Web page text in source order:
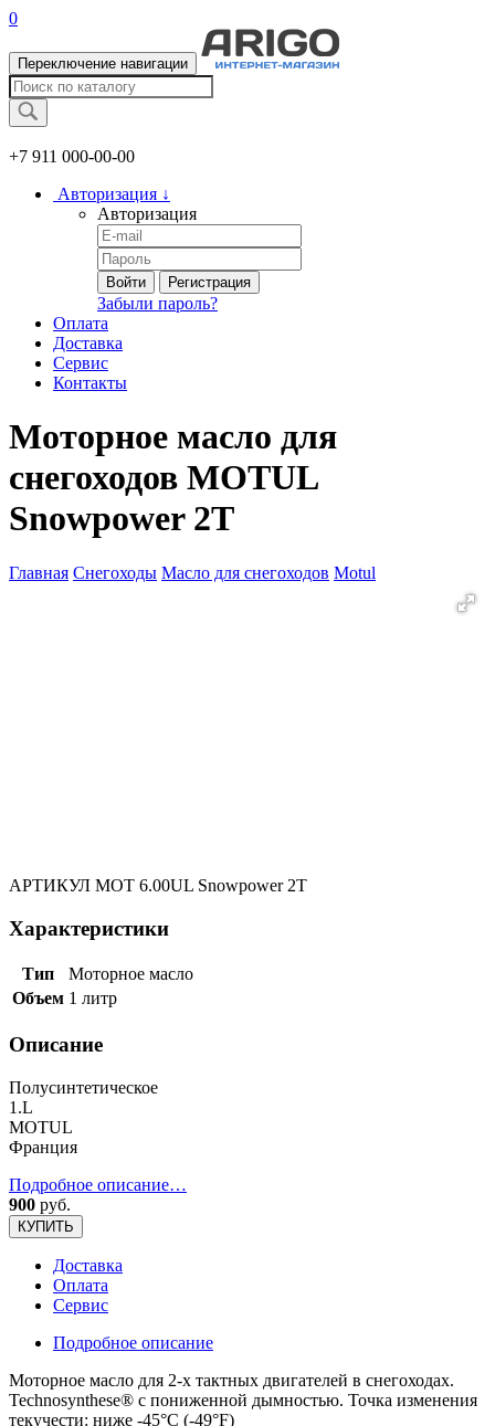
0
Переключение навигации
+7 911 000-00-00
Авторизация ↓
Авторизация
Войти Регистрация
Забыли пароль?
Оплата
Доставка
Сервис
Контакты
Моторное масло для
снегоходов MOTUL
Snowpower 2T
Главная Снегоходы Масло для снегоходов Motul
АРТИКУЛ MOT 6.00UL Snowpower 2T
Характеристики
Тип
Моторное масло
Объем 1 литр
Описание
Полусинтетическое
1.L
MOTUL
Франция
Подробное описание…
900 руб.
КУПИТЬ
Доставка
Оплата
Сервис
Подробное описание
Моторное масло для 2-х тактных двигателей в снегоходах.
Technosynthese® с пониженной дымностью. Точка изменения
текучести: ниже -45°С (-49°F)